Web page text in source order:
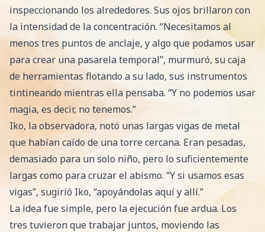
inspeccionando los alrededores. Sus ojos brillaron con
la intensidad de la concentración. “Necesitamos al
menos tres puntos de anclaje, y algo que podamos usar
para crear una pasarela temporal”, murmuró, su caja
de herramientas flotando a su lado, sus instrumentos
tintineando mientras ella pensaba. “Y no podemos usar
magia, es decir, no tenemos.”
Iko, la observadora, notó unas largas vigas de metal
que habían caído de una torre cercana. Eran pesadas,
demasiado para un solo niño, pero lo suficientemente
largas como para cruzar el abismo. “Y si usamos esas
vigas”, sugirió Iko, “apoyándolas aquí y allí.”
La idea fue simple, pero la ejecución fue ardua. Los
tres tuvieron que trabajar juntos, moviendo las